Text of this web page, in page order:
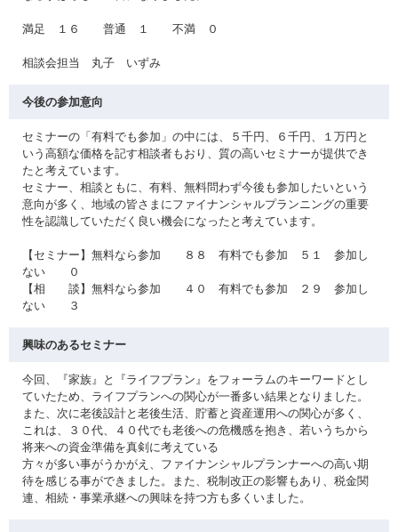
満足 １６ 普通 １ 不満 ０
相談会担当 丸子 いずみ
今後の参加意向
セミナーの「有料でも参加」の中には、５千円、６千円、１万円と
いう高額な価格を記す相談者もおり、質の高いセミナーが提供でき
たと考えています。
セミナー、相談ともに、有料、無料問わず今後も参加したいという
意向が多く、地域の皆さまにファイナンシャルプランニングの重要
性を認識していただく良い機会になったと考えています。
【セミナー】無料なら参加 ８８ 有料でも参加 ５１ 参加し
ない ０
【相 談】無料なら参加 ４０ 有料でも参加 ２９ 参加し
ない ３
興味のあるセミナー
今回、『家族』と『ライフプラン』をフォーラムのキーワードとし
ていたため、ライフプランへの関心が一番多い結果となりました。
また、次に老後設計と老後生活、貯蓄と資産運用への関心が多く、
これは、３０代、４０代でも老後への危機感を抱き、若いうちから
将来への資金準備を真剣に考えている
方々が多い事がうかがえ、ファイナンシャルプランナーへの高い期
待を感じる事ができました。また、税制改正の影響もあり、税金関
連、相続・事業承継への興味を持つ方も多くいました。